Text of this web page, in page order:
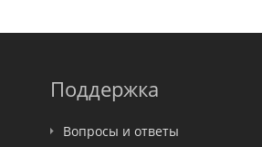
Поддержка
Вопросы и ответы